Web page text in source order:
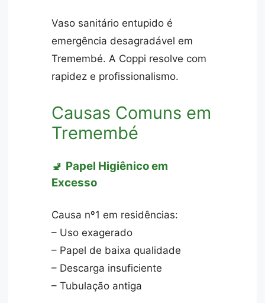
Vaso sanitário entupido é
emergência desagradável em
Tremembé. A Coppi resolve com
rapidez e profissionalismo.
Causas Comuns em
Tremembé
🚽 Papel Higiênico em
Excesso
Causa nº1 em residências:
– Uso exagerado
– Papel de baixa qualidade
– Descarga insuficiente
– Tubulação antiga